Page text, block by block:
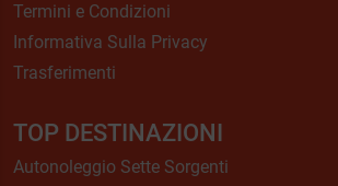
Termini e Condizioni
Informativa Sulla Privacy
Trasferimenti
TOP DESTINAZIONI
Autonoleggio Sette Sorgenti